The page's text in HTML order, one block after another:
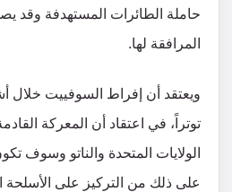
حاملة الطائرات المستهدفة وقد
المرافقة لها.
ويعتقد أن إفراط السوفييت خلال
توتراً، في اعتقاد أن المعركة
الولايات المتحدة والناتو وسوف
على ذلك من التركيز على الأسلحة